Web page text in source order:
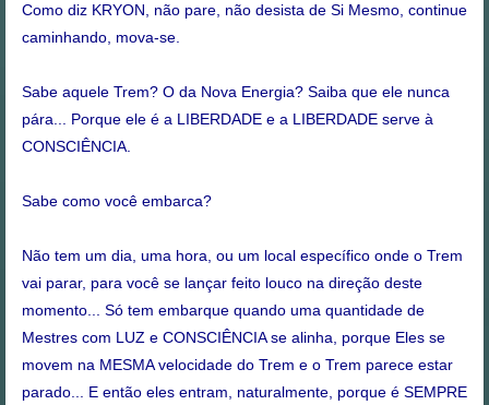
Como diz KRYON, não pare, não desista de Si Mesmo, continue
caminhando, mova-se.
Sabe aquele Trem? O da Nova Energia? Saiba que ele nunca
pára... Porque ele é a LIBERDADE e a LIBERDADE serve à
CONSCIÊNCIA.
Sabe como você embarca?
Não tem um dia, uma hora, ou um local específico onde o Trem
vai parar, para você se lançar feito louco na direção deste
momento... Só tem embarque quando uma quantidade de
Mestres com LUZ e CONSCIÊNCIA se alinha, porque Eles se
movem na MESMA velocidade do Trem e o Trem parece estar
parado... E então eles entram, naturalmente, porque é SEMPRE